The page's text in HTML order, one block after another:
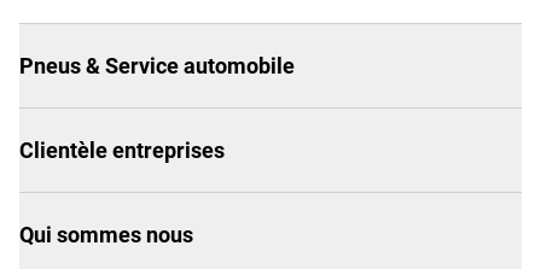
Pneus & Service automobile
Clientèle entreprises
Qui sommes nous